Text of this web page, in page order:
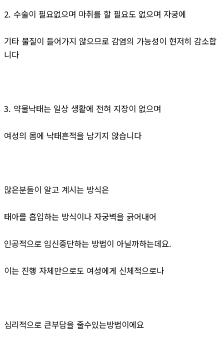
2. 수술이 필요없으며 마취를 할 필요도 없으며 자궁에
기타 물질이 들어가지 않으므로 감염의 가능성이 현저히 감소합
니다
3. 약물낙태는 일상 생활에 전혀 지장이 없으며
여성의 몸에 낙태흔적을 남기지 않습니다
많은분들이 알고 계시는 방식은
태아를 흡입하는 방식이나 자궁벽을 긁어내어
인공적으로 임신중단하는 방법이 아닐까하는데요.
이는 진행 자체만으로도 여성에게 신체적으로나
심리적으로 큰부담을 줄수있는방법이에요